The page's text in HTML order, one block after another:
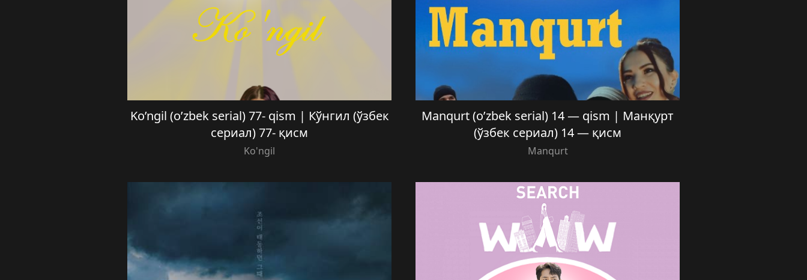
Ko’ngil (o’zbek serial) 77- qism | Кўнгил (ўзбек
сериал) 77- қисм
Ko'ngil
Manqurt (o’zbek serial) 14 — qism | Манқурт
(ўзбек сериал) 14 — қисм
Manqurt